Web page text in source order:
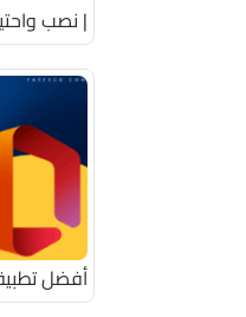
| نصب
أفضل